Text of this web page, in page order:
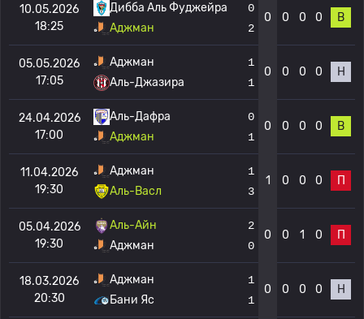
10.05.2026
18:25
Дибба Аль Фуджейра
Аджман
0
2
0 0 0 0 В
05.05.2026
17:05
Аджман
Аль-Джазира
1
1
0 0 0 0 Н
24.04.2026
17:00
Аль-Дафра
Аджман
0
1
0 0 0 0 В
11.04.2026
19:30
Аджман
Аль-Васл
1
3
1 0 0 0 П
05.04.2026
19:30
Аль-Айн
Аджман
2
0
0 0 1 0 П
18.03.2026
20:30
Аджман
Бани Яс
1
1
0 0 0 0 Н